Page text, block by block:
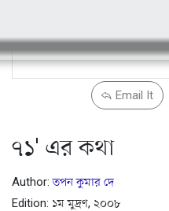
Email It
৭১' এর কথা
Author:তপন কুমার দে
Edition: ১ম মুদ্রণ, ২০০৮